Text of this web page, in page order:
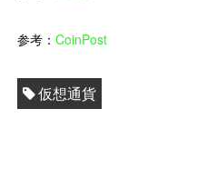
参考：CoinPost
仮想通貨